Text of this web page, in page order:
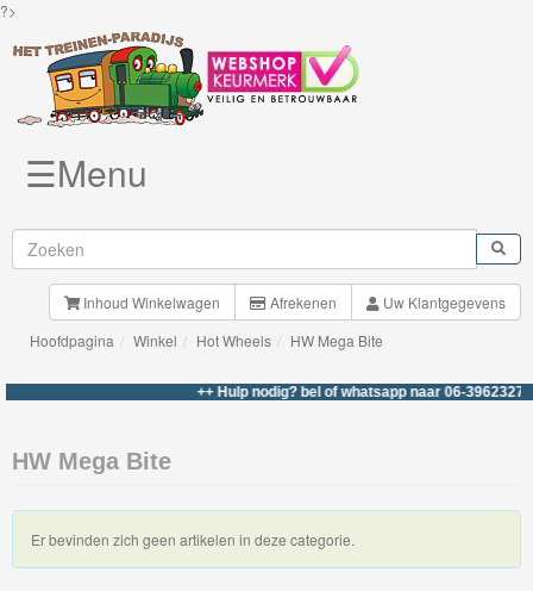
?>
Brio
Treinen
BigJigs
Rails
Road
Märklin
My
☰Menu
Inhoud Winkelwagen Afrekenen
Uw Klantgegevens
Hoofdpagina
Winkel Hot Wheels HW Mega Bite
++ Hulp nodig? bel of whatsapp naar 06-39623276
HW Mega Bite
Er bevinden zich geen artikelen in deze categorie.